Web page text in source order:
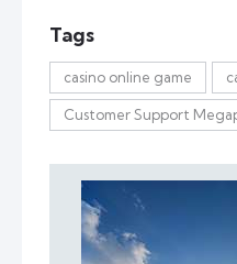
Tags
casino online game
Customer Support